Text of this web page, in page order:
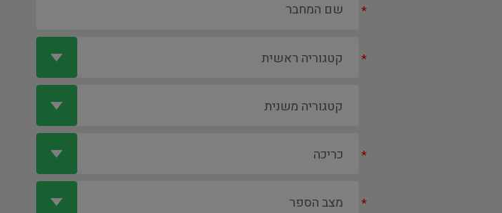
*
*
*
*